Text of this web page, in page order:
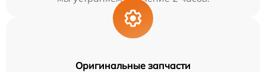
Оригинальные запчасти